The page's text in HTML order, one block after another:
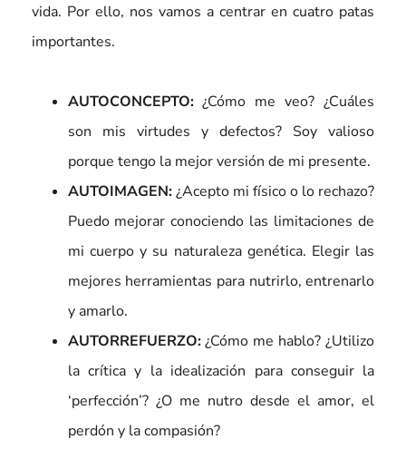
vida. Por ello, nos vamos a centrar en cuatro patas
importantes.
AUTOCONCEPTO:¿Cómo me veo? ¿Cuáles
son mis virtudes y defectos? Soy valioso
porque tengo la mejor versión de mi presente.
AUTOIMAGEN:¿Acepto mi físico o lo rechazo?
Puedo mejorar conociendo las limitaciones de
mi cuerpo y su naturaleza genética. Elegir las
mejores herramientas para nutrirlo, entrenarlo
y amarlo.
AUTORREFUERZO:¿Cómo me hablo? ¿Utilizo
la crítica y la idealización para conseguir la
‘perfección’? ¿O me nutro desde el amor, el
perdón y la compasión?